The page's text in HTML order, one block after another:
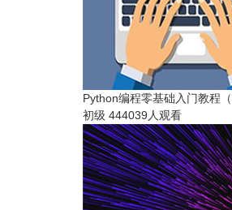
Python编程零基础入门教程（
初级 444039人观看